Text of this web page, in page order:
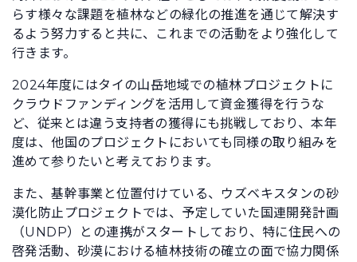
らす様々な課題を植林などの緑化の推進を通じて解決す
るよう努力すると共に、これまでの活動をより強化して
行きます。
2024年度にはタイの山岳地域での植林プロジェクトに
クラウドファンディングを活用して資金獲得を行うな
ど、従来とは違う支持者の獲得にも挑戦しており、本年
度は、他国のプロジェクトにおいても同様の取り組みを
進めて参りたいと考えております。
また、基幹事業と位置付けている、ウズベキスタンの砂
漠化防止プロジェクトでは、予定していた国連開発計画
（UNDP）との連携がスタートしており、特に住民への
啓発活動、砂漠における植林技術の確立の面で協力関係